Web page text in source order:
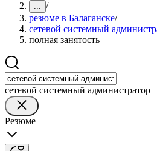
... /
резюме в Балаганске/
сетевой системный
полная занятость
сетевой системный администратор
Резюме